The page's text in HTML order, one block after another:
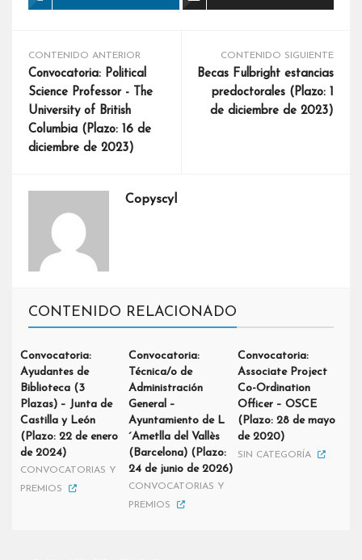
CONTENIDO ANTERIOR
Convocatoria: Political
Science Professor - The
University of British
Columbia (Plazo: 16 de
diciembre de 2023)
CONTENIDO SIGUIENTE
Becas Fulbright estancias
predoctorales (Plazo: 1
de diciembre de 2023)
Copyscyl
CONTENIDO RELACIONADO
Convocatoria:
Ayudantes de
Biblioteca (3
Plazas) – Junta de
Castilla y León
(Plazo: 22 de enero
de 2024)
CONVOCATORIAS Y
PREMIOS
Convocatoria:
Técnica/o de
Administración
General –
Ayuntamiento de L
´Ametlla del Vallès
(Barcelona) (Plazo:
24 de junio de 2026)
CONVOCATORIAS Y
PREMIOS
Convocatoria:
Associate Project
Co-Ordination
Officer – OSCE
(Plazo: 28 de mayo
de 2020)
SIN CATEGORÍA